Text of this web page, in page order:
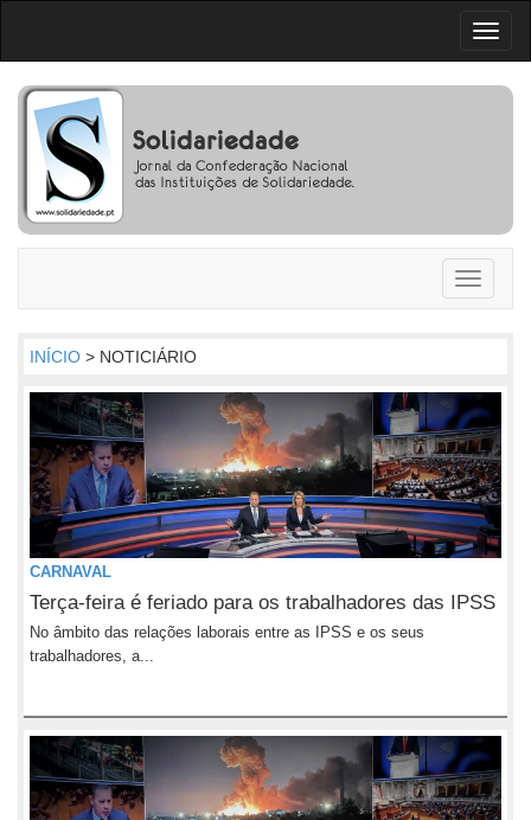
Toggle
INÍCIO > NOTICIÁRIO
CARNAVAL
Terça-feira é feriado para os trabalhadores das IPSS
No âmbito das relações laborais entre as IPSS e os seus
trabalhadores, a...